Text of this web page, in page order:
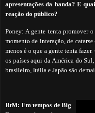
apresentações da banda? E
reação do público?
Poney: A gente tenta promover
momento de interação, de
menos é o que a gente tenta
os países aqui da América do
brasileiro, Itália e Japão são
RtM: Em tempos de Big